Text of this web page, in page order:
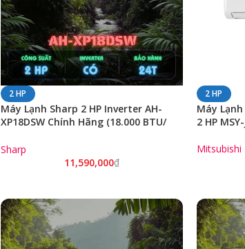
2 HP
Máy Lạnh Sharp 2 HP Inverter AH-
XP18DSW Chính Hãng (18.000 BTU/
Sharp
11,590,000₫
2 HP
Máy
2 HP
Mitsubishi